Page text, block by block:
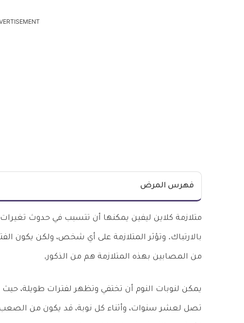
فهرس المرض
متلازمة كلاين ليفين يمكنها أن تتسبب في حدوث
من المصابين بهذه المتلازمة هم من الذكور.
يمكن لنوبات النوم أن تختفي وتظهر لفترات طويلة،
تصل لعشر سنوات، وأثناء كل نوبة، قد يكون من الصعب